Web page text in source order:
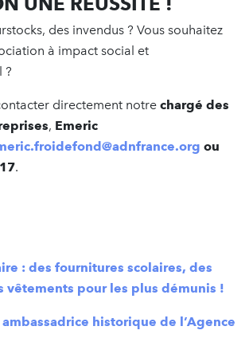
des invendus ? Vous souhaitez
à impact social et
?
directement notre chargé des
, Emeric
ou
.
: des fournitures scolaires, des
vêtements pour les plus démunis !
historique de l’Agence